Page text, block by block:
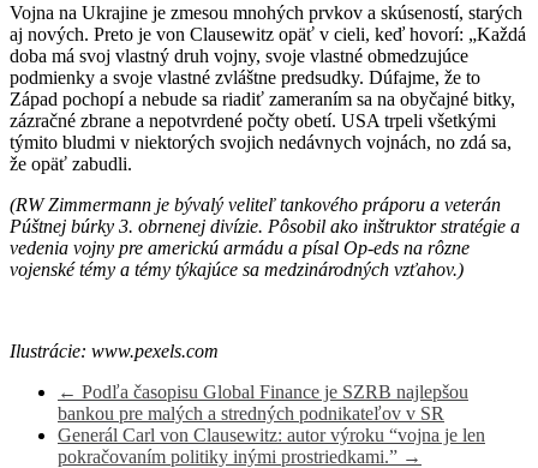
Vojna na Ukrajine je zmesou mnohých prvkov a skúseností, starých
aj nových. Preto je von Clausewitz opäť v cieli, keď hovorí: „Každá
doba má svoj vlastný druh vojny, svoje vlastné obmedzujúce
podmienky a svoje vlastné zvláštne predsudky. Dúfajme, že to
Západ pochopí a nebude sa riadiť zameraním sa na obyčajné bitky,
zázračné zbrane a nepotvrdené počty obetí. USA trpeli všetkými
týmito bludmi v niektorých svojich nedávnych vojnách, no zdá sa,
že opäť zabudli.
(RW Zimmermann je bývalý veliteľ tankového práporu a veterán
Púštnej búrky 3. obrnenej divízie. Pôsobil ako inštruktor stratégie a
vedenia vojny pre americkú armádu a písal Op-eds na rôzne
vojenské témy a témy týkajúce sa medzinárodných vzťahov.)
Ilustrácie: www.pexels.com
← Podľa časopisu Global Finance je SZRB najlepšou
bankou pre malých a stredných podnikateľov v SR
Generál Carl von Clausewitz: autor výroku “vojna je len
pokračovaním politiky inými prostriedkami.” →